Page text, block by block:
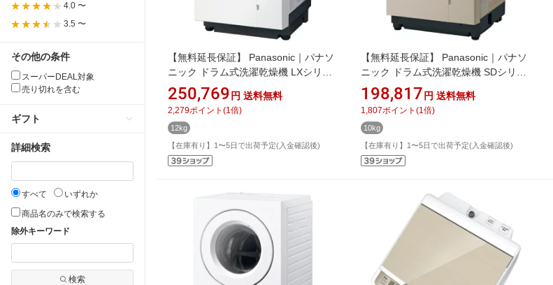
4.0 〜
3.5 〜
その他の条件
スーパーDEAL対象
売り切れを含む
ギフト
詳細検索
すべて
いずれか
商品名のみで検索する
除外キーワード
検索
【無料延長保証】 Panasonic｜パナソ
ニック ドラム式洗濯乾燥機 LXシリー
ズ マットホワイト NA-LX125ER-W [洗
濯12.0kg /乾燥6.0kg /右開き /ヒートポ
ンプ乾燥]
250,769 円 送料無料
2,279ポイント (1 倍)
12kg
【在庫有り】1〜5日で出荷予定(入金確認後)
【無料延長保証】 Panasonic｜パナソ
ニック ドラム式洗濯乾燥機 SDシリー
ズ Hタイプ サンドグレージュ NA-
SD10HBL-C [洗濯10.0kg /乾燥5.0kg /
左開き /ヒーター乾燥(排気タイプ)]
198,817 円 送料無料
1,807ポイント (1 倍)
10kg
【在庫有り】1〜5日で出荷予定(入金確認後)